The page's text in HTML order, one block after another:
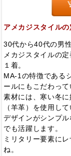
アメカジスタイル
30代から40代の男
メカジスタイルの
１着。
MA-1の特徴である
ールにもこだわって
素材には、寒い冬
（羊革）を使用し
デザインがシンプ
でも活躍します。
ミリタリー要素に
ね。